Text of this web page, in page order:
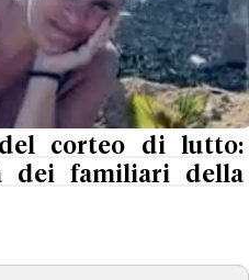
corteo di lutto:
dei familiari della